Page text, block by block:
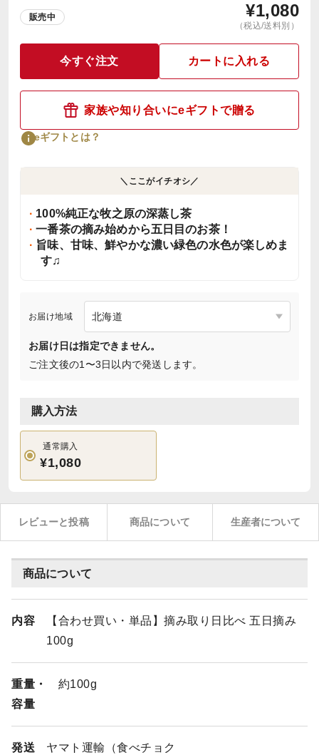
販売中 ¥1,080
（税込/送料別）
今すぐ注文 カートに入れる
家族や知り合いにeギフトで贈る
eギフトとは？
＼ここがイチオシ／
100%純正な牧之原の深蒸し茶
一番茶の摘み始めから五日目のお茶！
旨味、甘味、鮮やかな濃い緑色の水色が楽しめま
す♫
お届け地域
お届け日は指定できません。
ご注文後の1〜3日以内で発送します。
購入方法
通常購入
¥1,080
レビューと投稿 商品について 生産者について
商品について
内容
【合わせ買い・単品】摘み取り日比べ 五日摘み
100g
重量・
容量
約100g
発送
ヤマト運輸（食べチョク